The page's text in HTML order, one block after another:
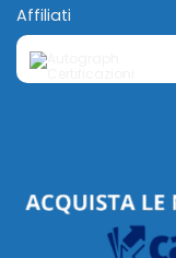
Affiliati